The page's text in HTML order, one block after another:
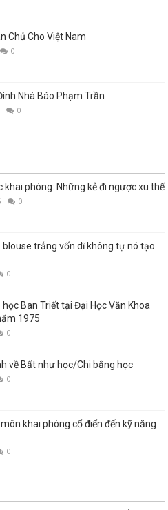
Chủ Cho Việt Nam
0
Nhà Báo Phạm Trần
0
khai phóng: Những kẻ đi ngược xu thế
0
blouse trắng vốn dĩ không tự nó tạo
0
Ban Triết tại Đại Học Văn Khoa
1975
0
về Bất như học/Chi bằng học
0
khai phóng cổ điển đến kỹ năng
0